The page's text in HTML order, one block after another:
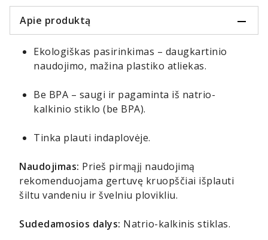
Apie produktą
Ekologiškas pasirinkimas – daugkartinio
naudojimo, mažina plastiko atliekas.
Be BPA – saugi ir pagaminta iš natrio-
kalkinio stiklo (be BPA).
Tinka plauti indaplovėje.
Naudojimas: Prieš pirmąjį naudojimą
rekomenduojama gertuvę kruopščiai išplauti
šiltu vandeniu ir švelniu plovikliu.
Sudedamosios dalys: Natrio-kalkinis stiklas.